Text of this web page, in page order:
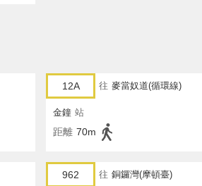
12A 往 麥當奴道(循環線)
金鐘 站
距離 70m
962 往 銅鑼灣(摩頓臺)